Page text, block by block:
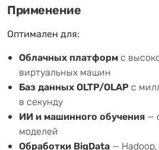
Применение
Оптимален для:
Облачных платформ с
виртуальных машин
Баз данных OLTP/OLAP с
в секунду
ИИ и машинного обучения —
моделей
Обработки BigData —